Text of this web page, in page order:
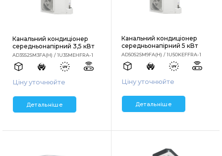
Канальний кондиціонер
середньонапірний 3,5 кВт
AD35S2SM3FA(H) / 1U35MEHFRA-1
Ціну уточнюйте
Детальніше
Канальний кондиціонер
середньонапірний 5 кВт
AD50S2SM9FA(H) / 1U50KEFFRA-1
Ціну уточнюйте
Детальніше